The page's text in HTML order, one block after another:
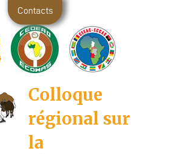
Colloque
régional sur
la
Contacts